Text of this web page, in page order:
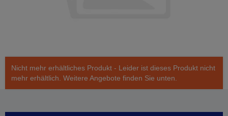
Nicht mehr erhältliches Produkt - Leider ist dieses Produkt nicht
mehr erhältlich. Weitere Angebote finden Sie unten.